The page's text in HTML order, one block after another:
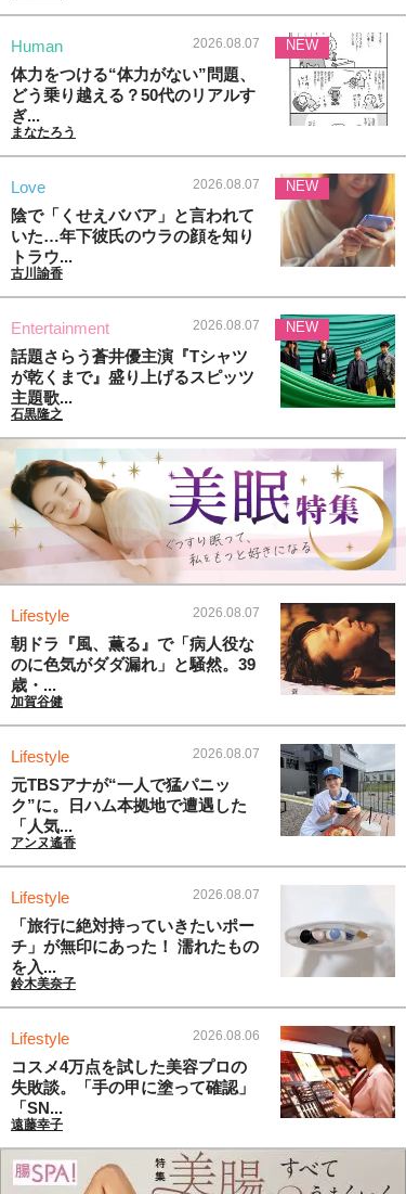
Human 2026.08.07
体力をつける“体力がない”問題、
どう乗り越える？50代のリアルす
ぎ...
まなたろう
NEW
Love 2026.08.07
陰で「くせえババア」と言われて
いた…年下彼氏のウラの顔を知り
トラウ...
古川諭香
NEW
Entertainment 2026.08.07
話題さらう蒼井優主演『Tシャツ
が乾くまで』盛り上げるスピッツ
主題歌...
石黒隆之
NEW
Lifestyle 2026.08.07
朝ドラ『風、薫る』で「病人役な
のに色気がダダ漏れ」と騒然。39
歳・...
加賀谷健
Lifestyle 2026.08.07
元TBSアナが“一人で猛パニッ
ク”に。日ハム本拠地で遭遇した
「人気...
アンヌ遙香
Lifestyle 2026.08.07
「旅行に絶対持っていきたいポー
チ」が無印にあった！ 濡れたもの
を入...
鈴木美奈子
Lifestyle 2026.08.06
コスメ4万点を試した美容プロの
失敗談。「手の甲に塗って確認」
「SN...
遠藤幸子